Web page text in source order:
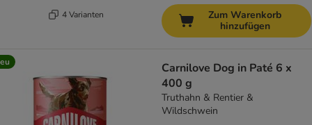
4 Varianten
Zum Warenkorb
hinzufügen
Carnilove Dog in Paté 6 x
400 g
Truthahn & Rentier &
Wildschwein